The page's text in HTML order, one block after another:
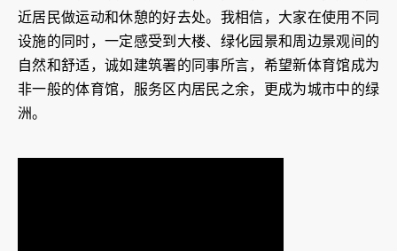
近居民做运动和休憩的好去处。我相信，大家在使用不同
设施的同时，一定感受到大楼、绿化园景和周边景观间的
自然和舒适，诚如建筑署的同事所言，希望新体育馆成为
非一般的体育馆，服务区内居民之余，更成为城市中的绿
洲。